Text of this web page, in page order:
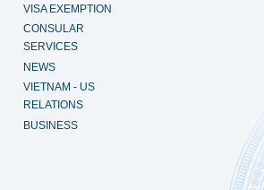
VISA EXEMPTION
CONSULAR
SERVICES
NEWS
VIETNAM - US
RELATIONS
BUSINESS